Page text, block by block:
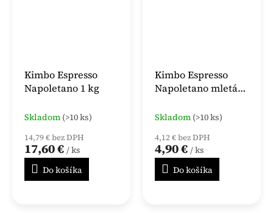
Kimbo Espresso
Napoletano 1 kg
Skladom (>10 ks)
14,79 € bez DPH
17,60 € / ks
Do košíka
Kimbo Espresso
Napoletano mletá
Skladom (>10 ks)
4,12 € bez DPH
4,90 € / ks
Do košíka